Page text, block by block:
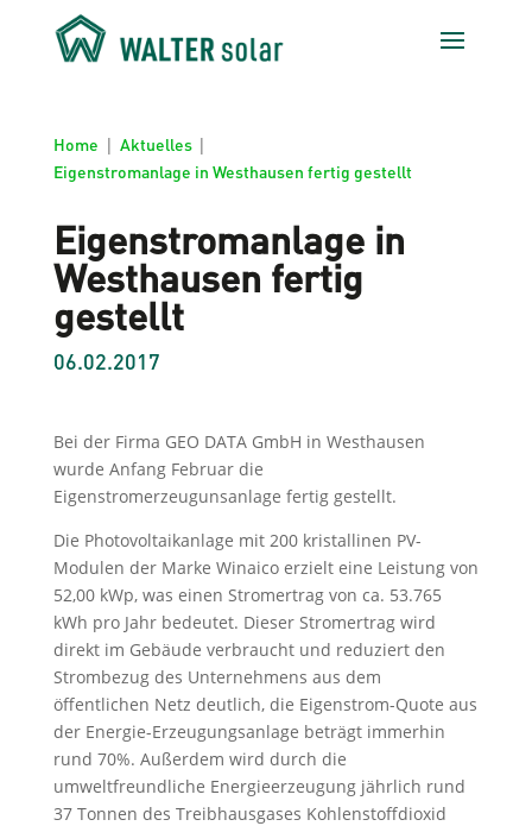
Home | Aktuelles |
Eigenstromanlage in Westhausen fertig gestellt
Eigenstromanlage in
Westhausen fertig
gestellt
06.02.2017
Bei der Firma GEO DATA GmbH in Westhausen
wurde Anfang Februar die
Eigenstromerzeugunsanlage fertig gestellt.
Die Photovoltaikanlage mit 200 kristallinen PV-
Modulen der Marke Winaico erzielt eine Leistung von
52,00 kWp, was einen Stromertrag von ca. 53.765
kWh pro Jahr bedeutet. Dieser Stromertrag wird
direkt im Gebäude verbraucht und reduziert den
Strombezug des Unternehmens aus dem
öffentlichen Netz deutlich, die Eigenstrom-Quote aus
der Energie-Erzeugungsanlage beträgt immerhin
rund 70%. Außerdem wird durch die
umweltfreundliche Energieerzeugung jährlich rund
37 Tonnen des Treibhausgases Kohlenstoffdioxid